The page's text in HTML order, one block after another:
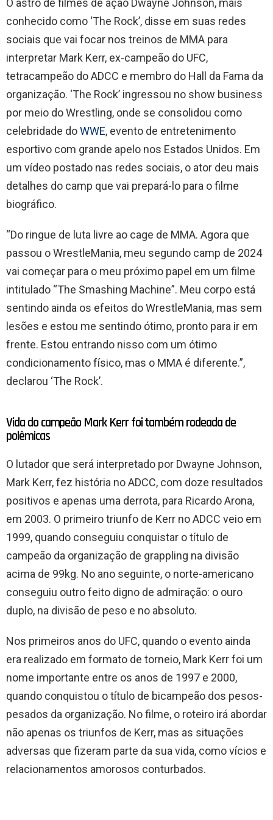
O astro de filmes de ação Dwayne Johnson, mais
conhecido como ‘The Rock’, disse em suas redes
sociais que vai focar nos treinos de MMA para
interpretar Mark Kerr, ex-campeão do UFC,
tetracampeão do ADCC e membro do Hall da Fama da
organização. ‘The Rock’ ingressou no show business
por meio do Wrestling, onde se consolidou como
celebridade doWWE, evento de entretenimento
esportivo com grande apelo nos Estados Unidos. Em
um vídeo postado nas redes sociais, o ator deu mais
detalhes do camp que vai prepará-lo para o filme
biográfico.
“Do ringue de luta livre ao cage de MMA. Agora que
passou o WrestleMania, meu segundo camp de 2024
vai começar para o meu próximo papel em um filme
intitulado “The Smashing Machine”. Meu corpo está
sentindo ainda os efeitos do WrestleMania, mas sem
lesões e estou me sentindo ótimo, pronto para ir em
frente. Estou entrando nisso com um ótimo
condicionamento físico, mas o MMA é diferente.”,
declarou ‘The Rock’.
Vida do campeão Mark Kerr foi também rodeada de
polêmicas
O lutador que será interpretado por Dwayne Johnson,
Mark Kerr, fez história no ADCC, com doze resultados
positivos e apenas uma derrota, para Ricardo Arona,
em 2003. O primeiro triunfo de Kerr no ADCC veio em
1999, quando conseguiu conquistar o título de
campeão da organização de grappling na divisão
acima de 99kg. No ano seguinte, o norte-americano
conseguiu outro feito digno de admiração: o ouro
duplo, na divisão de peso e no absoluto.
Nos primeiros anos do UFC, quando o evento ainda
era realizado em formato de torneio, Mark Kerr foi um
nome importante entre os anos de 1997 e 2000,
quando conquistou o título de bicampeão dos pesos-
pesados da organização. No filme, o roteiro irá abordar
não apenas os triunfos de Kerr, mas as situações
adversas que fizeram parte da sua vida, como vícios e
relacionamentos amorosos conturbados.